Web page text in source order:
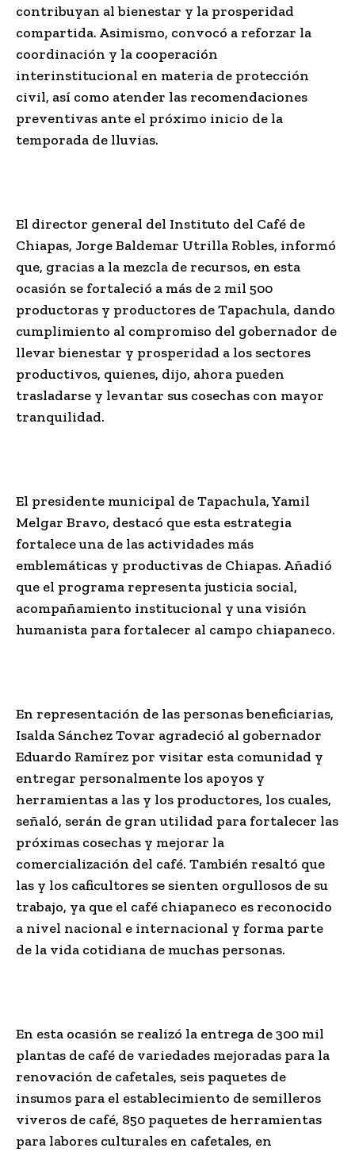
contribuyan al bienestar y la prosperidad
compartida. Asimismo, convocó a reforzar la
coordinación y la cooperación
interinstitucional en materia de protección
civil, así como atender las recomendaciones
preventivas ante el próximo inicio de la
temporada de lluvias.
El director general del Instituto del Café de
Chiapas, Jorge Baldemar Utrilla Robles, informó
que, gracias a la mezcla de recursos, en esta
ocasión se fortaleció a más de 2 mil 500
productoras y productores de Tapachula, dando
cumplimiento al compromiso del gobernador de
llevar bienestar y prosperidad a los sectores
productivos, quienes, dijo, ahora pueden
trasladarse y levantar sus cosechas con mayor
tranquilidad.
El presidente municipal de Tapachula, Yamil
Melgar Bravo, destacó que esta estrategia
fortalece una de las actividades más
emblemáticas y productivas de Chiapas. Añadió
que el programa representa justicia social,
acompañamiento institucional y una visión
humanista para fortalecer al campo chiapaneco.
En representación de las personas beneficiarias,
Isalda Sánchez Tovar agradeció al gobernador
Eduardo Ramírez por visitar esta comunidad y
entregar personalmente los apoyos y
herramientas a las y los productores, los cuales,
señaló, serán de gran utilidad para fortalecer las
próximas cosechas y mejorar la
comercialización del café. También resaltó que
las y los caficultores se sienten orgullosos de su
trabajo, ya que el café chiapaneco es reconocido
a nivel nacional e internacional y forma parte
de la vida cotidiana de muchas personas.
En esta ocasión se realizó la entrega de 300 mil
plantas de café de variedades mejoradas para la
renovación de cafetales, seis paquetes de
insumos para el establecimiento de semilleros
viveros de café, 850 paquetes de herramientas
para labores culturales en cafetales, en